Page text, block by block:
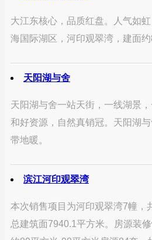
大江东核心，品质红盘。人气如
海国际湖区，河印观翠湾，建面约
天阳湖与舍
天阳湖与舍一站天街，一线湖景
和好资源，自然真销冠。天阳湖
带地暖。
滨江河印观翠湾
本次销售项目为河印观翠湾7幢，
总建筑面7940.1平方米。房源装